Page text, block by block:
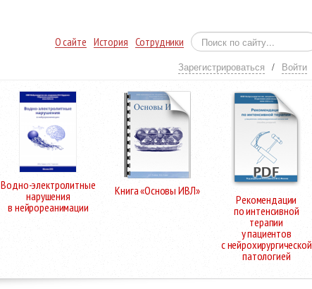
О сайте История Сотрудники
Зарегистрироваться / Войти
Водно-электролитные
нарушения
в нейрореанимации
Книга «Основы ИВЛ»
Рекомендации
по интенсивной
терапии
у пациентов
с нейрохирургической
патологией